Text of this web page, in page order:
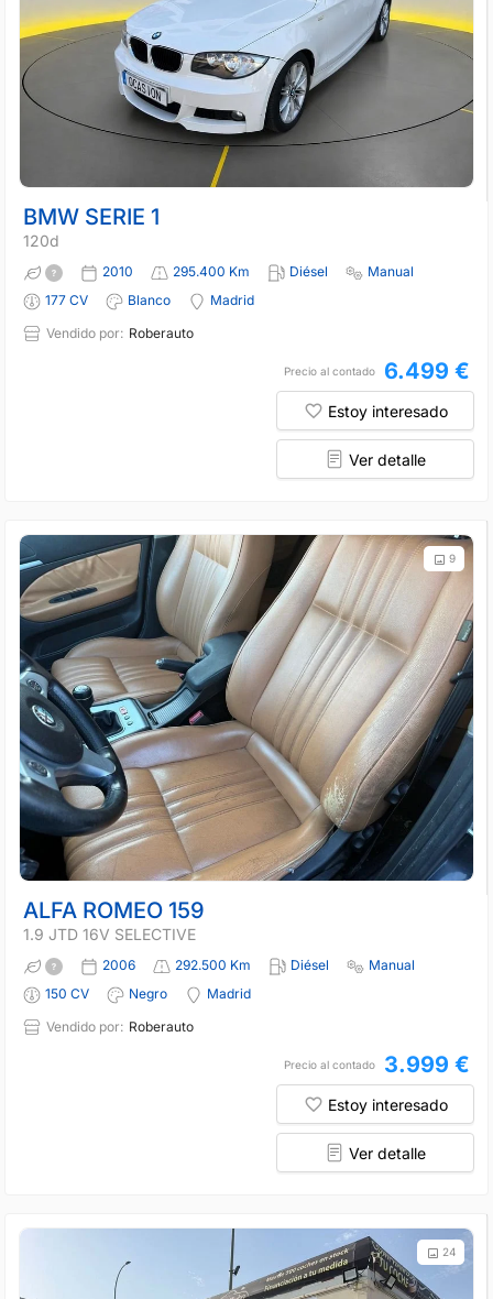
BMW SERIE 1
120d
2010 295.400 Km Diésel
Manual
177 CV
Blanco
Madrid
Vendido por: Roberauto
Precio al contado 6.499 €
Estoy interesado
Ver detalle
9
ALFA ROMEO 159
1.9 JTD 16V SELECTIVE
2006 292.500 Km Diésel
Manual
150 CV
Negro
Madrid
Vendido por: Roberauto
Precio al contado 3.999 €
Estoy interesado
Ver detalle
24